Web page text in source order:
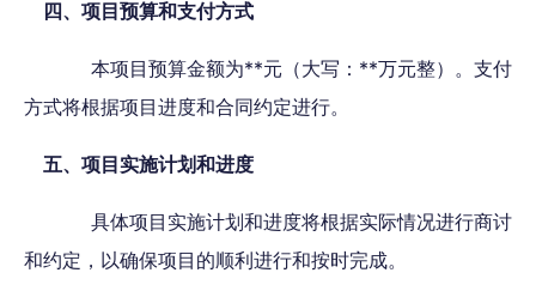
四、项目预算和支付方式
本项目预算金额为**元（大写：**万元整）。支付
方式将根据项目进度和合同约定进行。
五、项目实施计划和进度
具体项目实施计划和进度将根据实际情况进行商讨
和约定，以确保项目的顺利进行和按时完成。